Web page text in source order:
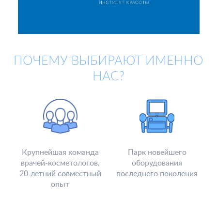
ПОЧЕМУ ВЫБИРАЮТ ИМЕННО
НАС?
Крупнейшая команда
врачей-косметологов,
20-летний совместный
опыт
Парк новейшего
оборудования
последнего поколения